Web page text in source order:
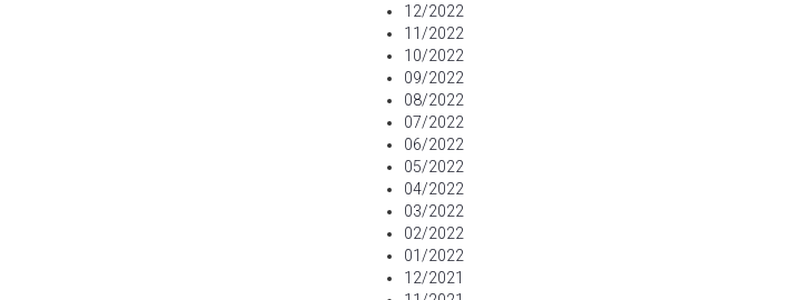
12/2022
11/2022
10/2022
09/2022
08/2022
07/2022
06/2022
05/2022
04/2022
03/2022
02/2022
01/2022
12/2021